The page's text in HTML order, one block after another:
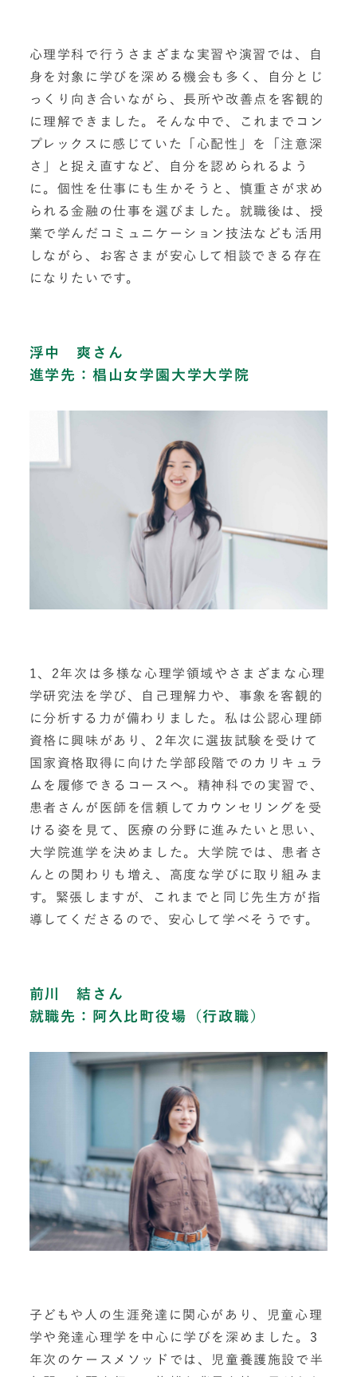
心理学科で行うさまざまな実習や演習では、自
身を対象に学びを深める機会も多く、自分とじ
っくり向き合いながら、長所や改善点を客観的
に理解できました。そんな中で、これまでコン
プレックスに感じていた「心配性」を「注意深
さ」と捉え直すなど、自分を認められるよう
に。個性を仕事にも生かそうと、慎重さが求め
られる金融の仕事を選びました。就職後は、授
業で学んだコミュニケーション技法なども活用
しながら、お客さまが安心して相談できる存在
になりたいです。
浮中 爽さん
進学先：椙山女学園大学大学院
1、2年次は多様な心理学領域やさまざまな心理
学研究法を学び、自己理解力や、事象を客観的
に分析する力が備わりました。私は公認心理師
資格に興味があり、2年次に選抜試験を受けて
国家資格取得に向けた学部段階でのカリキュラ
ムを履修できるコースへ。精神科での実習で、
患者さんが医師を信頼してカウンセリングを受
ける姿を見て、医療の分野に進みたいと思い、
大学院進学を決めました。大学院では、患者さ
んとの関わりも増え、高度な学びに取り組みま
す。緊張しますが、これまでと同じ先生方が指
導してくださるので、安心して学べそうです。
前川 結さん
就職先：阿久比町役場（行政職）
子どもや人の生涯発達に関心があり、児童心理
学や発達心理学を中心に学びを深めました。3
年次のケースメソッドでは、児童養護施設で半